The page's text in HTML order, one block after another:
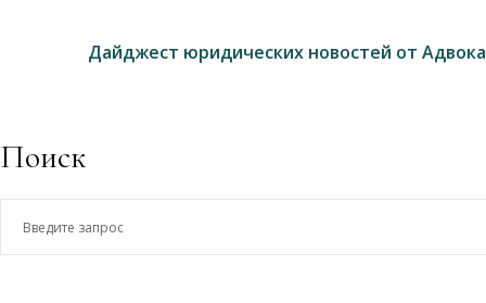
Дайджест юридических новостей от
Поиск